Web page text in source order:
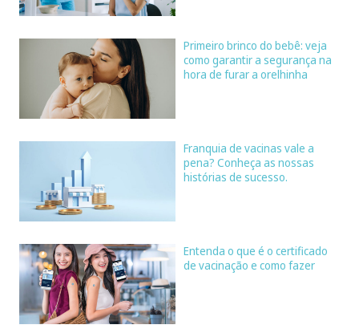
Primeiro brinco do bebê: veja
como garantir a segurança na
hora de furar a orelhinha
Franquia de vacinas vale a
pena? Conheça as nossas
histórias de sucesso.
Entenda o que é o certificado
de vacinação e como fazer